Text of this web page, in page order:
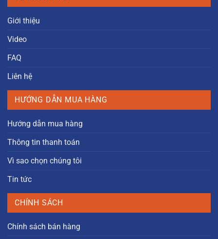
Giới thiệu
Video
FAQ
Liên hệ
HƯỚNG DẪN MUA HÀNG
Hướng dẫn mua hàng
Thông tin thanh toán
Vì sao chọn chúng tôi
Tin tức
CHÍNH SÁCH
Chính sách bán hàng